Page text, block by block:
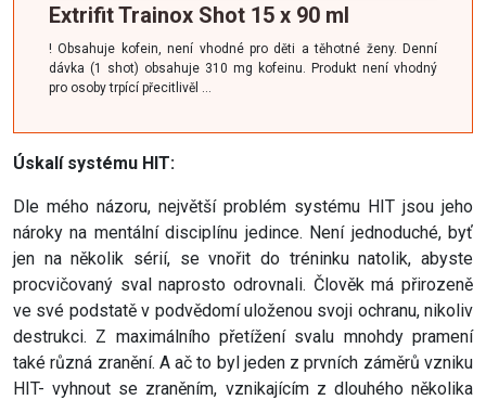
Extrifit Trainox Shot 15 x 90 ml
! Obsahuje kofein, není vhodné pro děti a těhotné ženy. Denní
dávka (1 shot) obsahuje 310 mg kofeinu. Produkt není vhodný
pro osoby trpící přecitlivěl …
Úskalí systému HIT:
Dle mého názoru, největší problém systému HIT jsou jeho
nároky na mentální disciplínu jedince. Není jednoduché, byť
jen na několik sérií, se vnořit do tréninku natolik, abyste
procvičovaný sval naprosto odrovnali. Člověk má přirozeně
ve své podstatě v podvědomí uloženou svoji ochranu, nikoliv
destrukci. Z maximálního přetížení svalu mnohdy pramení
také různá zranění. A ač to byl jeden z prvních záměrů vzniku
HIT- vyhnout se zraněním, vznikajícím z dlouhého několika